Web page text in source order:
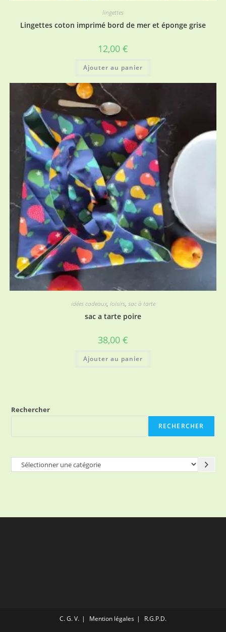
lingettes
Lingettes coton imprimé bord de mer et éponge grise
12,00 €
Ajouter au panier
idées cadeaux, loisirs, sac à tarte
sac a tarte poire
38,00 €
Ajouter au panier
Rechercher
RECHERCHER
Sélectionner
C. G. V. Mention légales R.G.P.D.